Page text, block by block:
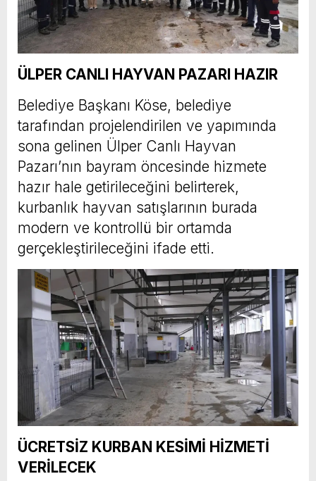
ÜLPER CANLI HAYVAN PAZARI HAZIR
Belediye Başkanı Köse, belediye
tarafından projelendirilen ve yapımında
sona gelinen Ülper Canlı Hayvan
Pazarı’nın bayram öncesinde hizmete
hazır hale getirileceğini belirterek,
kurbanlık hayvan satışlarının burada
modern ve kontrollü bir ortamda
gerçekleştirileceğini ifade etti.
ÜCRETSİZ KURBAN KESİMİ HİZMETİ
VERİLECEK